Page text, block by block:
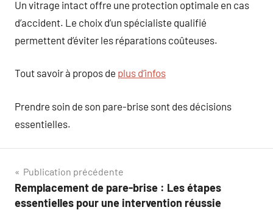
Un vitrage intact offre une protection optimale en cas
d’accident. Le choix d’un spécialiste qualifié
permettent d’éviter les réparations coûteuses.
Tout savoir à propos de plus d’infos
Prendre soin de son pare-brise sont des décisions
essentielles.
Navigation
de
Publication précédente
Remplacement de pare-brise : Les étapes
essentielles pour une intervention réussie